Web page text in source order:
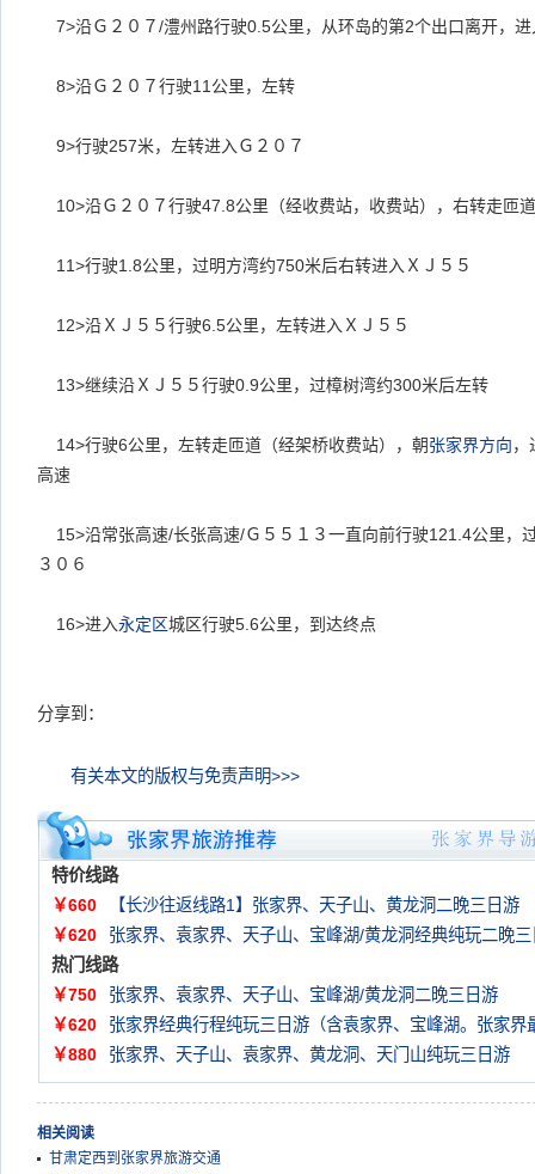
7>沿Ｇ２０７/澧州路行驶0.5公里，从环岛的第2个出口离开，
8>沿Ｇ２０７行驶11 公里，左转
9>行驶257米，左转进入Ｇ２０７
10>沿Ｇ２０７行驶47.8公里（经收费站，收费站），右转走匝
11>行驶1.8公里，过明方湾约750米后右转进入ＸＪ５５
12>沿ＸＪ５５行驶6.5公里，左转进入ＸＪ５５
13>继续沿ＸＪ５５行驶0.9公里，过樟树湾约300米后左转
14>行驶6公里，左转走匝道（经架桥收费站），朝张家界方向，
高速
15>沿常张高速/长张高速/Ｇ５５１３一直向前行驶121.4公里，
３０６
16>进入永定区城区行驶5.6公里，到达终点
分享到：
有关本文的版权与免责声明>>>
特价线路
￥660
【长沙往返线路1】张家界、天子山、黄龙洞二晚三日游
￥620
张家界、袁家界、天子山、宝峰湖/黄龙洞经典纯玩二晚三
热门线路
￥750
张家界、袁家界、天子山、宝峰湖/黄龙洞二晚三日游
￥620
张家界经典行程纯玩三日游（含袁家界、宝峰湖。张家界
￥880
张家界、天子山、袁家界、黄龙洞、天门山纯玩三日游
相关阅读
甘肃定西到张家界旅游交通